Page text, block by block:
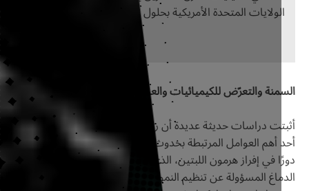
المتحدة الأمريكية بحلول تسعينيات القرن العشرين.
والتعرّض للكيميائيات والعوامل النفسية
دراسات حديثة عديدة أن زيادة الوزن والسمنة لدى الأطفال تُعدُّ
العوامل المرتبطة بحدوث البلوغ المبكر؛ إذ تؤدي الخلايا الدهنية
في إفراز هرمون اللبتين، الذي يمكن أن يؤثر في الدوائر العصبية في
المسؤولة عن تنظيم النمو والتكاثر. ويُعتقد أنه يؤدي دورًا مهمًا في